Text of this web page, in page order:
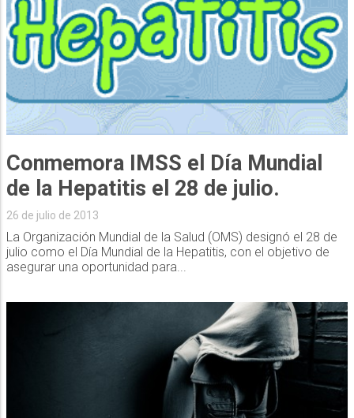
Conmemora IMSS el Día Mundial
de la Hepatitis el 28 de julio.
26 de julio de 2013
La Organización Mundial de la Salud (OMS) designó el 28 de
julio como el Día Mundial de la Hepatitis, con el objetivo de
asegurar una oportunidad para...